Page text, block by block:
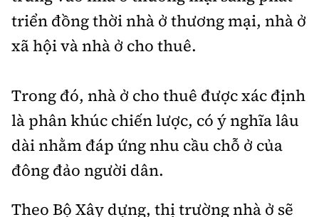
triển đồng thời nhà ở thương mại, nhà ở
xã hội và nhà ở cho thuê.
Trong đó, nhà ở cho thuê được xác định
là phân khúc chiến lược, có ý nghĩa lâu
dài nhằm đáp ứng nhu cầu chỗ ở của
đông đảo người dân.
Theo Bộ Xây dựng, thị trường nhà ở sẽ